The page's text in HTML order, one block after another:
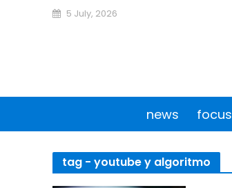
5 July, 2026
news focus
tag - youtube y algoritmo